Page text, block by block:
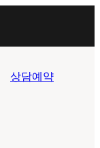
상담예약